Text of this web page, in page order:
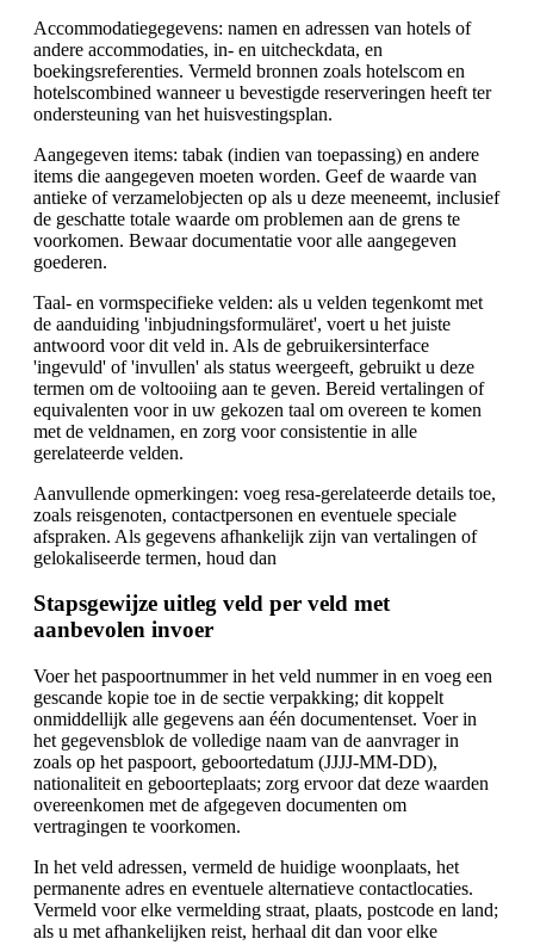
Accommodatiegegevens: namen en adressen van hotels of
andere accommodaties, in- en uitcheckdata, en
boekingsreferenties. Vermeld bronnen zoals hotelscom en
hotelscombined wanneer u bevestigde reserveringen heeft ter
ondersteuning van het huisvestingsplan.
Aangegeven items: tabak (indien van toepassing) en andere
items die aangegeven moeten worden. Geef de waarde van
antieke of verzamelobjecten op als u deze meeneemt, inclusief
de geschatte totale waarde om problemen aan de grens te
voorkomen. Bewaar documentatie voor alle aangegeven
goederen.
Taal- en vormspecifieke velden: als u velden tegenkomt met
de aanduiding 'inbjudningsformuläret', voert u het juiste
antwoord voor dit veld in. Als de gebruikersinterface
'ingevuld' of 'invullen' als status weergeeft, gebruikt u deze
termen om de voltooiing aan te geven. Bereid vertalingen of
equivalenten voor in uw gekozen taal om overeen te komen
met de veldnamen, en zorg voor consistentie in alle
gerelateerde velden.
Aanvullende opmerkingen: voeg resa-gerelateerde details toe,
zoals reisgenoten, contactpersonen en eventuele speciale
afspraken. Als gegevens afhankelijk zijn van vertalingen of
gelokaliseerde termen, houd dan
Stapsgewijze uitleg veld per veld met
aanbevolen invoer
Voer het paspoortnummer in het veld nummer in en voeg een
gescande kopie toe in de sectie verpakking; dit koppelt
onmiddellijk alle gegevens aan één documentenset. Voer in
het gegevensblok de volledige naam van de aanvrager in
zoals op het paspoort, geboortedatum (JJJJ-MM-DD),
nationaliteit en geboorteplaats; zorg ervoor dat deze waarden
overeenkomen met de afgegeven documenten om
vertragingen te voorkomen.
In het veld adressen, vermeld de huidige woonplaats, het
permanente adres en eventuele alternatieve contactlocaties.
Vermeld voor elke vermelding straat, plaats, postcode en land;
als u met afhankelijken reist, herhaal dit dan voor elke